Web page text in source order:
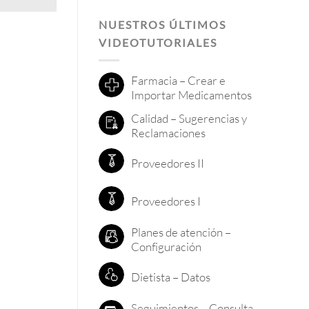
NUESTROS ÚLTIMOS
VIDEOTUTORIALES
Farmacia – Crear e
Importar Medicamentos
Calidad – Sugerencias y
Reclamaciones
Proveedores II
Proveedores I
Planes de atención –
Configuración
Dietista – Datos